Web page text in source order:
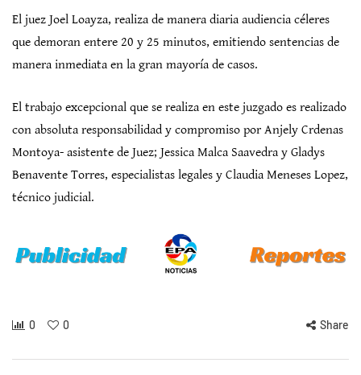
El juez Joel Loayza, realiza de manera diaria audiencia céleres
que demoran entere 20 y 25 minutos, emitiendo sentencias de
manera inmediata en la gran mayoría de casos.
El trabajo excepcional que se realiza en este juzgado es realizado
con absoluta responsabilidad y compromiso por Anjely Crdenas
Montoya- asistente de Juez; Jessica Malca Saavedra y Gladys
Benavente Torres, especialistas legales y Claudia Meneses Lopez,
técnico judicial.
0 0 Share